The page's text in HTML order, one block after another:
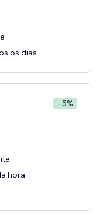
os dias
- 5%
hora